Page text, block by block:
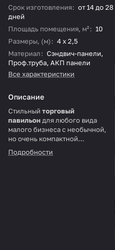
Срок изготовления: от 14 до 28
дней
Площадь помещения, м²: 10
Размеры, (м): 4 х 2,5
Материал: Сэндвич-панели,
Проф.труба, АКП панели
Все характеристики
Описание
Стильный торговый
павильон для любого вида
малого бизнеса с необычной,
но очень компактной
компоновкой. Важное отличие –
улучшенный дизайн, что будет
Подробности